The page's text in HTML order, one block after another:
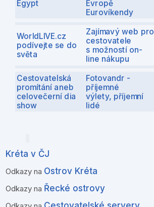
Egypt
Evropě
Eurovíkendy
WorldLIVE.cz
podívejte se do
světa
Zajímavý web pro
cestovatele
s možností on-
line nákupu
Cestovatelská
promítání aneb
celovečerní dia
show
Fotovandr -
příjemné
výlety, příjemní
lidé
Kréta v ČJ
Odkazy na Ostrov Kréta
Odkazy na Řecké ostrovy